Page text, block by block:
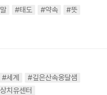
#태도 #약속
#뜻
#세계
#깊은산속옹달샘
치유센터